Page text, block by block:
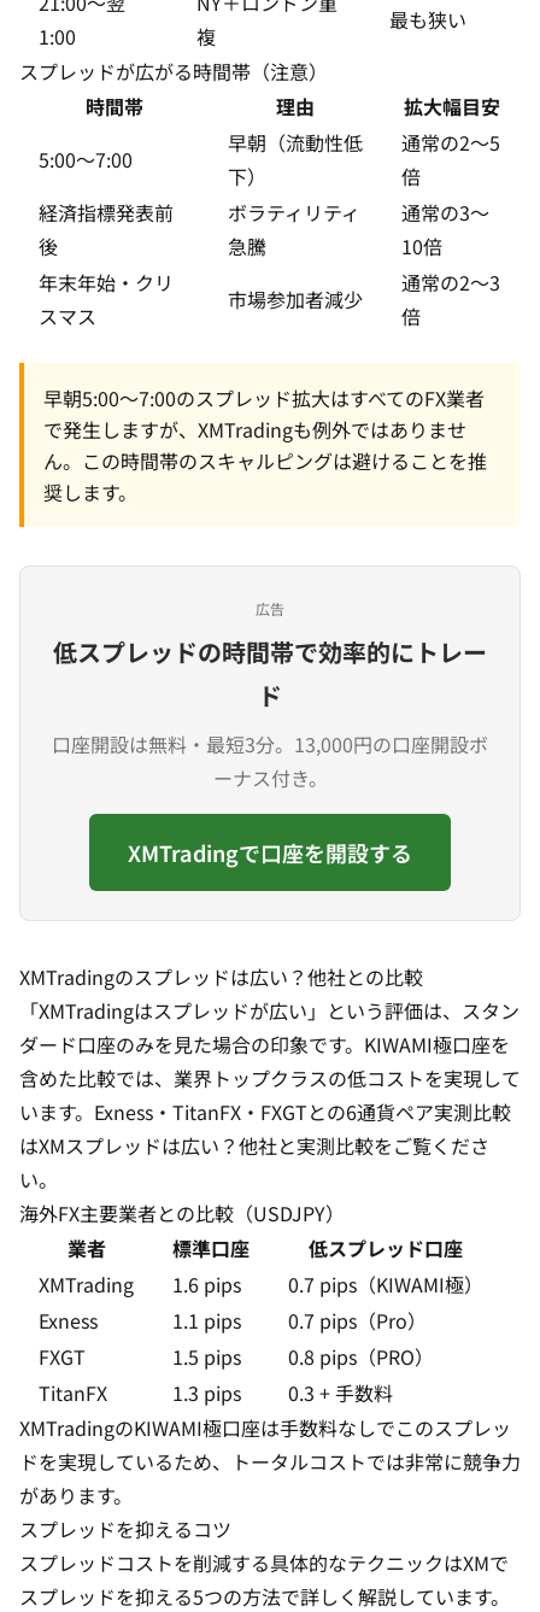
1:00
複
最も狭い
スプレッドが広がる時間帯（注意）
時間帯
理由
拡大幅目安
5:00〜7:00
早朝（流動性低
下）
通常の2〜5
倍
経済指標発表前
後
ボラティリティ
急騰
通常の3〜
10倍
年末年始・クリ
スマス
市場参加者減少
通常の2〜3
倍
早朝5:00〜7:00のスプレッド拡大はすべてのFX業者
で発生しますが、XMTradingも例外ではありませ
ん。この時間帯のスキャルピングは避けることを推
奨します。
広告
低スプレッドの時間帯で効率的にトレー
ド
口座開設は無料・最短3分。13,000円の口座開設ボ
ーナス付き。
XMTradingで口座を開設する
XMTradingのスプレッドは広い？他社との比較
「XMTradingはスプレッドが広い」という評価は、スタン
ダード口座のみを見た場合の印象です。KIWAMI極口座を
含めた比較では、業界トップクラスの低コストを実現して
います。Exness・TitanFX・FXGTとの6通貨ペア実測比較
はXMスプレッドは広い？他社と実測比較をご覧くださ
い。
海外FX主要業者との比較（USDJPY）
業者
標準口座
低スプレッド口座
XMTrading
1.6 pips
0.7 pips（KIWAMI極）
Exness
1.1 pips
0.7 pips（Pro）
FXGT
1.5 pips
0.8 pips（PRO）
TitanFX
1.3 pips
0.3 + 手数料
XMTradingのKIWAMI極口座は手数料なしでこのスプレッ
ドを実現しているため、トータルコストでは非常に競争力
があります。
スプレッドを抑えるコツ
スプレッドコストを削減する具体的なテクニックはXMで
スプレッドを抑える5つの方法で詳しく解説しています。